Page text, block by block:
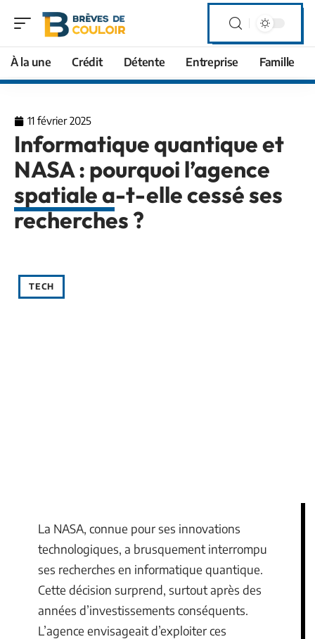
À la une Crédit Détente Entreprise Famille
11 février 2025
Informatique quantique et
NASA : pourquoi l’agence
spatiale a-t-elle cessé ses
recherches ?
TECH
La NASA, connue pour ses innovations
technologiques, a brusquement interrompu
ses recherches en informatique quantique.
Cette décision surprend, surtout après des
années d’investissements conséquents.
L’agence envisageait d’exploiter ces